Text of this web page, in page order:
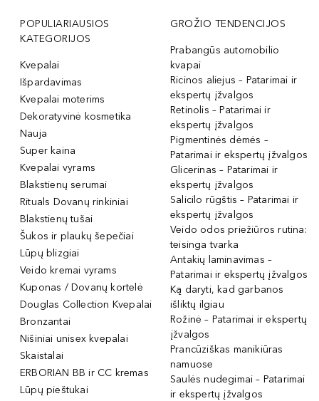
POPULIARIAUSIOS
KATEGORIJOS
Kvepalai
Išpardavimas
Kvepalai moterims
Dekoratyvinė kosmetika
Nauja
Super kaina
Kvepalai vyrams
Blakstienų serumai
Rituals Dovanų rinkiniai
Blakstienų tušai
Šukos ir plaukų šepečiai
Lūpų blizgiai
Veido kremai vyrams
Kuponas / Dovanų kortelė
Douglas Collection Kvepalai
Bronzantai
Nišiniai unisex kvepalai
Skaistalai
ERBORIAN BB ir CC kremas
Lūpų pieštukai
GROŽIO TENDENCIJOS
Prabangūs automobilio
kvapai
Ricinos aliejus – Patarimai ir
ekspertų įžvalgos
Retinolis – Patarimai ir
ekspertų įžvalgos
Pigmentinės dėmės –
Patarimai ir ekspertų įžvalgos
Glicerinas – Patarimai ir
ekspertų įžvalgos
Salicilo rūgštis – Patarimai ir
ekspertų įžvalgos
Veido odos priežiūros rutina:
teisinga tvarka
Antakių laminavimas –
Patarimai ir ekspertų įžvalgos
Ką daryti, kad garbanos
išliktų ilgiau
Rožinė – Patarimai ir ekspertų
įžvalgos
Prancūziškas manikiūras
namuose
Saulės nudegimai – Patarimai
ir ekspertų įžvalgos